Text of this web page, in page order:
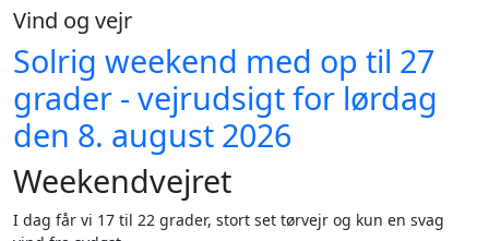
Vind og vejr
Solrig weekend med op til 27
grader - vejrudsigt for lørdag
den 8. august 2026
Weekendvejret
I dag får vi 17 til 22 grader, stort set tørvejr og kun en svag